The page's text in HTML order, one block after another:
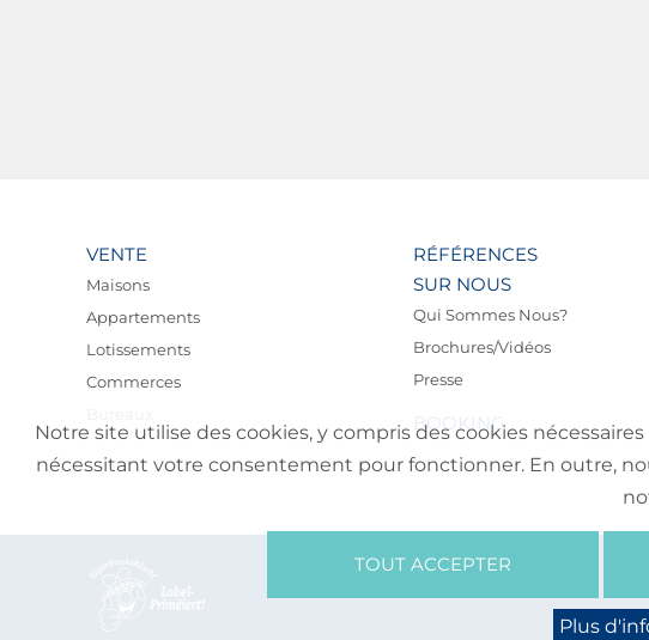
VENTE
Maisons
Appartements
Lotissements
Commerces
RÉFÉRENCES
SUR NOUS
Qui Sommes Nous?
Brochures/Vidéos
Presse
BOOKING
Notre site utilise des cookies, y compris des cookies
nécessitant votre consentement pour fonctionner. En outre,
TOUT ACCEPTER
Plus